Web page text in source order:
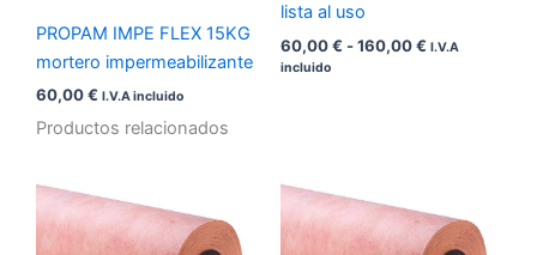
PROPAM IMPE FLEX 15KG
mortero impermeabilizante
60,00€ I.V.A incluido
lista al uso
60,00€ -160,00€ I.V.A
incluido
Productos relacionados